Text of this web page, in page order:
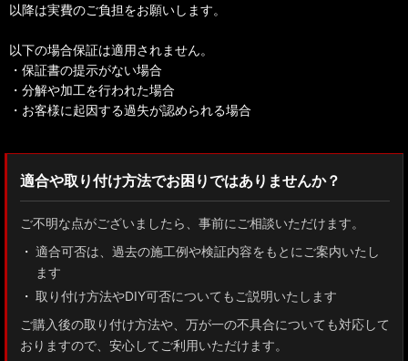
以降は実費のご負担をお願いします。
以下の場合保証は適用されません。
・保証書の提示がない場合
・分解や加工を行われた場合
・お客様に起因する過失が認められる場合
適合や取り付け方法でお困りではありませんか？
ご不明な点がございましたら、事前にご相談いただけます。
適合可否は、過去の施工例や検証内容をもとにご案内いたし
ます
取り付け方法やDIY可否についてもご説明いたします
ご購入後の取り付け方法や、万が一の不具合についても対応して
おりますので、安心してご利用いただけます。